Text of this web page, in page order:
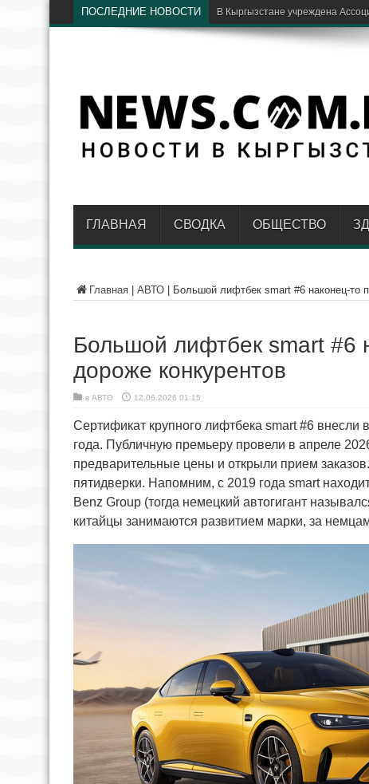
ПОСЛЕДНИЕ НОВОСТИ Бишкекские хирурги спасли
ГЛАВНАЯ СВОДКА ОБЩЕСТВО
Главная АВТО Большой лифтбек smart #6 наконец-то
Большой лифтбек smart #6
дороже конкурентов
в АВТО 12.06.2026 01:15
Сертификат крупного лифтбека smart #6
года. Публичную премьеру провели в апреле
предварительные цены и открыли прием
пятидверки. Напомним, с 2019 года smart
Benz Group (тогда немецкий автогигант
китайцы занимаются развитием марки, за